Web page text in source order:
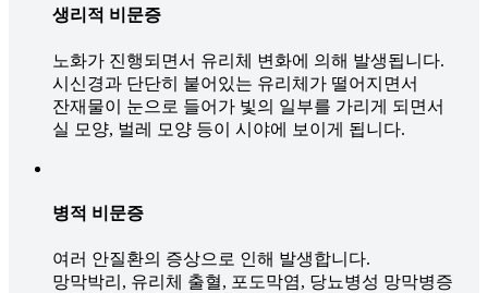
생리적 비문증
노화가 진행되면서 유리체 변화에 의해 발생됩니다.
시신경과 단단히 붙어있는 유리체가 떨어지면서
잔재물이 눈으로 들어가 빛의 일부를 가리게 되면서
실 모양, 벌레 모양 등이 시야에 보이게 됩니다.
병적 비문증
여러 안질환의 증상으로 인해 발생합니다.
망막박리, 유리체 출혈, 포도막염, 당뇨병성 망막병증